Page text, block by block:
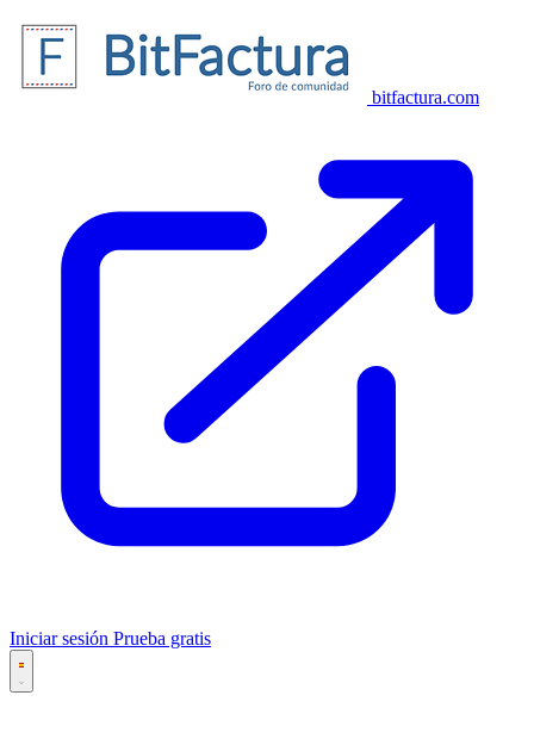
bitfactura.com
Iniciar sesión Prueba gratis